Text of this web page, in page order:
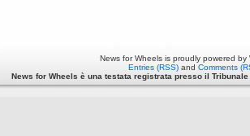
News for Wheels is proudly powered by
Entries (RSS)and Comments
News for Wheels è una testata registrata presso il